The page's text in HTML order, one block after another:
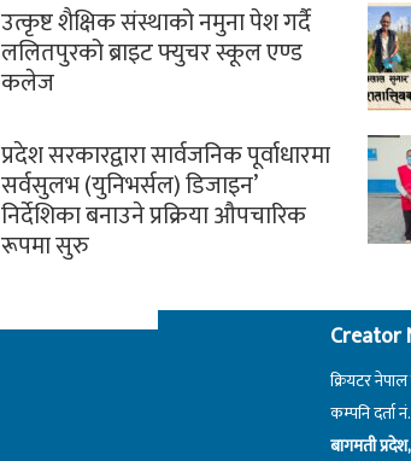
उत्कृष्ट शैक्षिक संस्थाको नमुना पेश गर्दै
ललितपुरको ब्राइट फ्युचर स्कूल एण्ड
कलेज
प्रदेश सरकारद्वारा सार्वजनिक पूर्वाधारमा
सर्वसुलभ (युनिभर्सल) डिजाइन’
निर्देशिका बनाउने प्रक्रिया औपचारिक
रूपमा सुरु
Creator
क्रियटर नेपाल
कम्पनि
बागमती